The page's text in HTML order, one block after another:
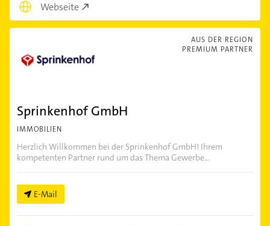
Webseite
AUS DER REGION
PREMIUM PARTNER
Sprinkenhof GmbH
IMMOBILIEN
Herzlich Willkommen bei der Sprinkenhof GmbH! Ihrem
kompetenten Partner rund um das Thema Gewerbe...
E-Mail